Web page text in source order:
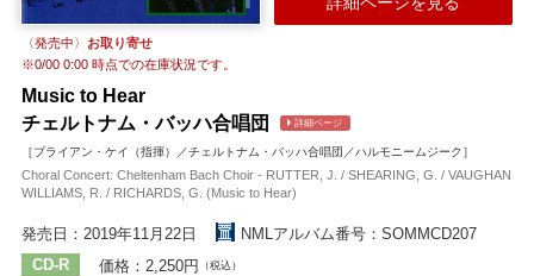
〈発売中〉 お取り寄せ
※0/00 0:00時点での在庫状況です。
Music to Hear
チェルトナム・バッハ合唱団
詳細ページ
［ブライアン・ケイ（指揮）／チェルトナム・バッハ合唱団／ハルモニームジーク］
Choral Concert: Cheltenham Bach Choir - RUTTER, J. / SHEARING, G. / VAUGHAN
WILLIAMS, R. / RICHARDS, G. (Music to Hear)
発売日：2019年11月22日
NMLアルバム番号：SOMMCD207
CD-R
価格：2,250円 （税込）